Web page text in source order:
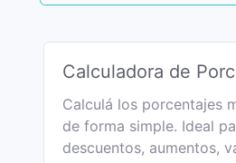
Calculadora de
Calculá los porcentajes
de forma simple. Ideal
descuentos, aumentos,